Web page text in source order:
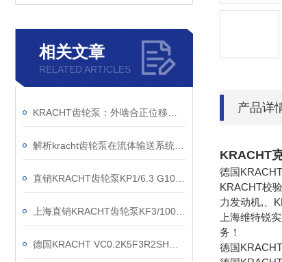
相关文章
RELATED ARTICLES
产品详
KRACHT
德国
KRACHT校
力发动机,、
上海维特锐
务！
德国